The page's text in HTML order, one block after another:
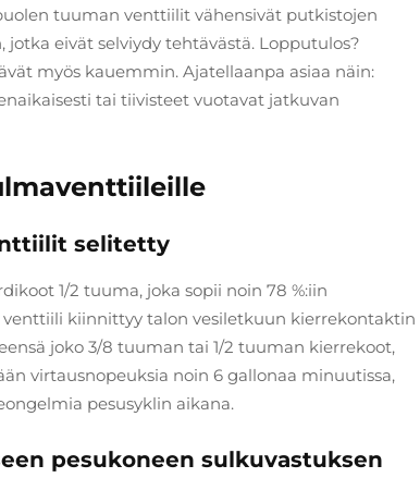
tuuman venttiilit vähensivät putkistojen
eivät selviydy tehtävästä. Lopputulos?
myös kauemmin. Ajatellaanpa asiaa näin:
tai tiivisteet vuotavat jatkuvan
selitetty
1/2 tuuma, joka sopii noin 78 %:iin
venttiili kiinnittyy talon vesiletkuun kierrekontaktin
joko 3/8 tuuman tai 1/2 tuuman kierrekoot,
virtausnopeuksia noin 6 gallonaa minuutissa,
pesusyklin aikana.
pesukoneen sulkuvastuksen